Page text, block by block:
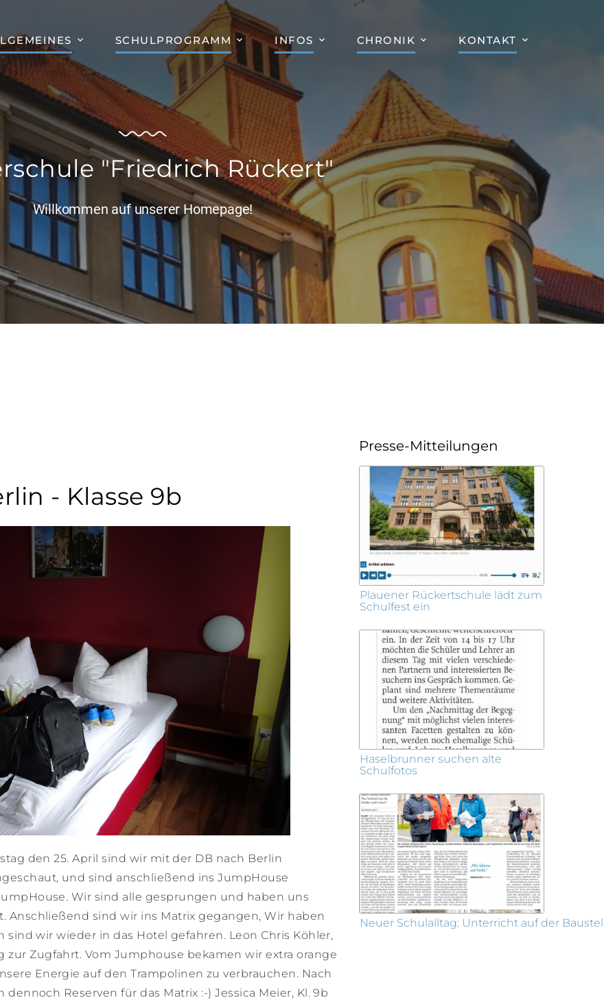
SCHULPROGRAMM INFOS CHRONIK KONTAKT
"Friedrich Rückert"
Willkommen auf unserer Homepage!
- Klasse 9b
den 25. April sind wir mit der DB nach Berlin
und sind anschließend ins JumpHouse
Wir sind alle gesprungen und haben uns
Anschließend sind wir ins Matrix gegangen, Wir haben
wir wieder in das Hotel gefahren. Leon Chris Köhler,
zur Zugfahrt. Vom Jumphouse bekamen wir extra orange
Energie auf den Trampolinen zu verbrauchen. Nach
Reserven für das Matrix :-) Jessica Meier, Kl. 9b
Presse-Mitteilungen
Plauener Rückertschule lädt zum
Schulfest ein
Haselbrunner suchen alte
Schulfotos
Neuer Schulalltag: Unterricht auf der